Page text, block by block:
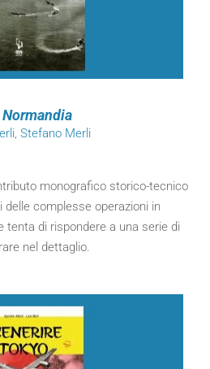
Stefano Merli
monografico storico-tecnico
complesse operazioni in
tenta di rispondere a una serie di
nel dettaglio.